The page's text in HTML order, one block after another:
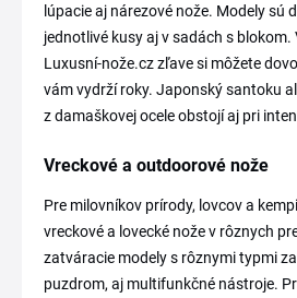
lúpacie aj nárezové nože. Modely sú
jednotlivé kusy aj v sadách s
Luxusní-nože.cz zľave si môžete
vám vydrží roky. Japonský santoku
z damaškovej ocele obstojí aj pri
Vreckové a outdoorové nože
Pre milovníkov prírody, lovcov a
vreckové a lovecké nože v rôznych
zatváracie modely s rôznymi typmi
puzdrom, aj multifunkčné nástroje.